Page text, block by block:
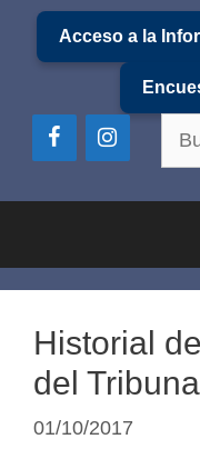
Saltar
contenido
Acceso a la
Historial
del
01/10/2017